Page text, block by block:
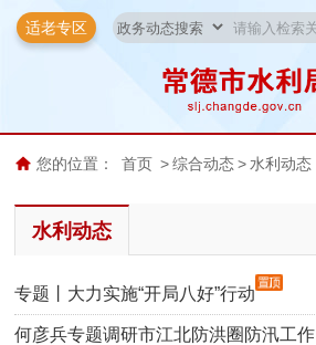
适老专区
您的位置： 首页 > 综合动态 > 水利动态
水利动态
专题丨大力实施“开局八好”行动
何彦兵专题调研市江北防洪圈防汛工作